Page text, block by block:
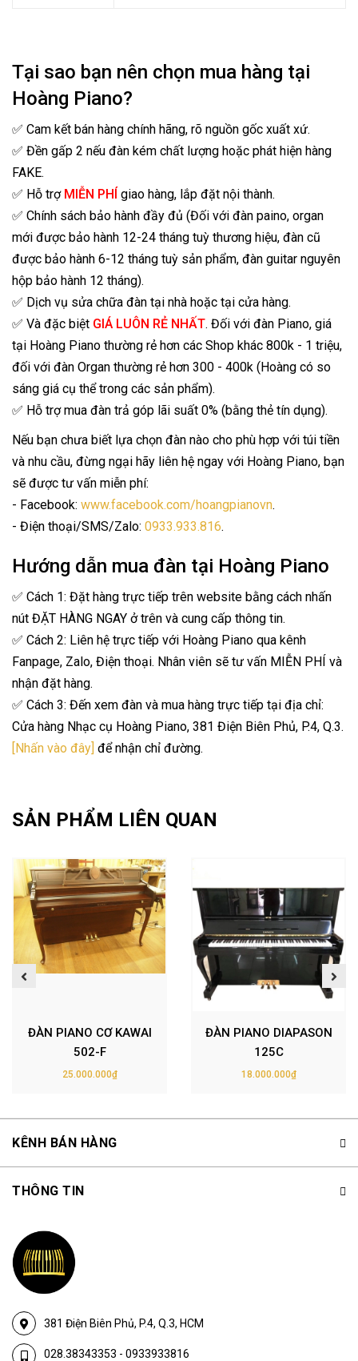
Tại sao bạn nên chọn mua hàng tại
Hoàng Piano?
✅ Cam kết bán hàng chính hãng, rõ nguồn gốc xuất xứ.
✅ Đền gấp 2 nếu đàn kém chất lượng hoặc phát hiện hàng
FAKE.
✅ Hỗ trợ MIỄN PHÍ giao hàng, lắp đặt nội thành.
✅ Chính sách bảo hành đầy đủ (Đối với đàn paino, organ
mới được bảo hành 12-24 tháng tuỳ thương hiệu, đàn cũ
được bảo hành 6-12 tháng tuỳ sản phẩm, đàn guitar nguyên
hộp bảo hành 12 tháng).
✅ Dịch vụ sửa chữa đàn tại nhà hoặc tại cửa hàng.
✅ Và đặc biệt GIÁ LUÔN RẺ NHẤT. Đối với đàn Piano, giá
tại Hoàng Piano thường rẻ hơn các Shop khác 800k - 1 triệu,
đối với đàn Organ thường rẻ hơn 300 - 400k (Hoàng có so
sáng giá cụ thể trong các sản phẩm).
✅ Hỗ trợ mua đàn trả góp lãi suất 0% (bằng thẻ tín dụng).
Nếu bạn chưa biết lựa chọn đàn nào cho phù hợp với túi tiền
và nhu cầu, đừng ngại hãy liên hệ ngay với Hoàng Piano, bạn
sẽ được tư vấn miễn phí:
- Facebook: www.facebook.com/hoangpianovn.
- Điện thoại/SMS/Zalo: 0933.933.816.
Hướng dẫn mua đàn tại Hoàng Piano
✅ Cách 1: Đặt hàng trực tiếp trên website bằng cách nhấn
nút ĐẶT HÀNG NGAY ở trên và cung cấp thông tin.
✅ Cách 2: Liên hệ trực tiếp với Hoàng Piano qua kênh
Fanpage, Zalo, Điện thoại. Nhân viên sẽ tư vấn MIỄN PHÍ và
nhận đặt hàng.
✅ Cách 3: Đến xem đàn và mua hàng trực tiếp tại địa chỉ:
Cửa hàng Nhạc cụ Hoàng Piano, 381 Điện Biên Phủ, P.4, Q.3.
[Nhấn vào đây] để nhận chỉ đường.
SẢN PHẨM LIÊN QUAN
ĐÀN PIANO CƠ KAWAI
502-F
25.000.000₫
ĐÀN PIANO DIAPASON
125C
18.000.000₫
KÊNH BÁN HÀNG
381 Điện Biên Phủ, P.4, Q.3, HCM
028.38343353 - 0933933816
THÔNG TIN